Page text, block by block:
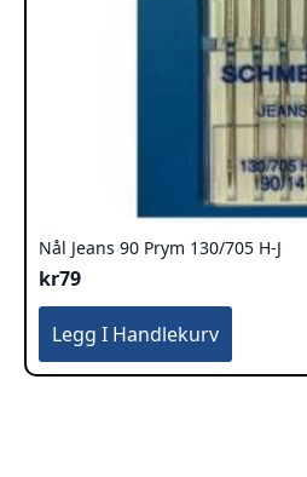
Nål Jeans 90 Prym 130/705 H-J
kr79
Legg I Handlekurv